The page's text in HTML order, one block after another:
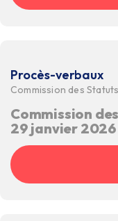
Procès-verbaux
Commission des
Commission
29 janvier 2026